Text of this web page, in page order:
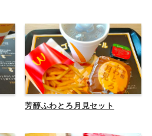
芳醇ふわとろ月見セット